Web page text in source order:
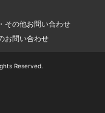
その他お問い合わせ
お問い合わせ
Reserved.